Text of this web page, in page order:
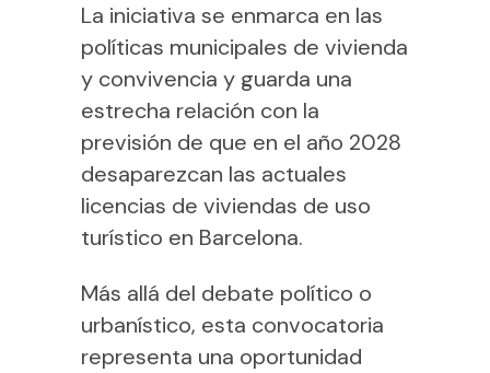
La iniciativa se enmarca en las
políticas municipales de vivienda
y convivencia y guarda una
estrecha relación con la
previsión de que en el año 2028
desaparezcan las actuales
licencias de viviendas de uso
turístico en Barcelona.
Más allá del debate político o
urbanístico, esta convocatoria
representa una oportunidad